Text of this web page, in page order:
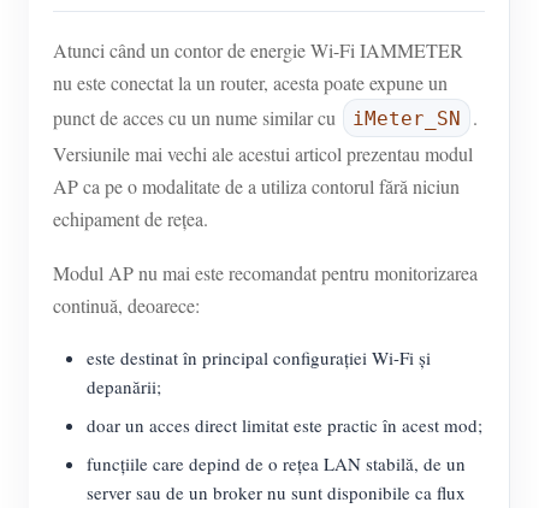
Atunci când un contor de energie Wi-Fi IAMMETER
nu este conectat la un router, acesta poate expune un
punct de acces cu un nume similar cu
iMeter_SN
.
Versiunile mai vechi ale acestui articol prezentau modul
AP ca pe o modalitate de a utiliza contorul fără niciun
echipament de rețea.
Modul AP nu mai este recomandat pentru monitorizarea
continuă, deoarece:
este destinat în principal configurației Wi-Fi și
depanării;
doar un acces direct limitat este practic în acest mod;
funcțiile care depind de o rețea LAN stabilă, de un
server sau de un broker nu sunt disponibile ca flux